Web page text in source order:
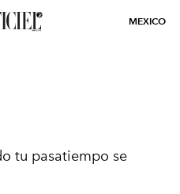
MEXICO
tu pasatiempo se